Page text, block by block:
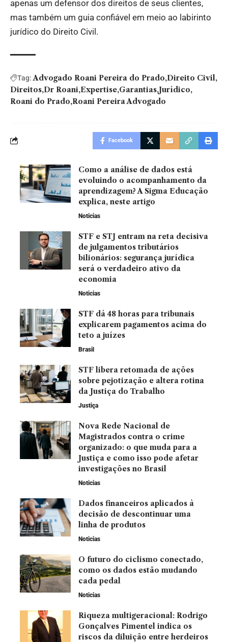
apenas um defensor dos direitos de seus clientes,
mas também um guia confiável em meio ao labirinto
jurídico do Direito Civil.
Tag: Advogado Roani Pereira do Prado Direito Civil
Direitos Dr Roani Expertise Garantias Jurídico
Roani do Prado Roani Pereira Advogado
Facebook
Como a análise de dados está
evoluindo o acompanhamento da
aprendizagem? A Sigma Educação
explica, neste artigo
Noticias
STF e STJ entram na reta decisiva
de julgamentos tributários
bilionários: segurança jurídica
será o verdadeiro ativo da
economia
Noticias
STF dá 48 horas para tribunais
explicarem pagamentos acima do
teto a juízes
Brasil
STF libera retomada de ações
sobre pejotização e altera rotina
da Justiça do Trabalho
Justiça
Nova Rede Nacional de
Magistrados contra o crime
organizado: o que muda para a
Justiça e como isso pode afetar
investigações no Brasil
Noticias
Dados financeiros aplicados à
decisão de descontinuar uma
linha de produtos
Noticias
O futuro do ciclismo conectado,
como os dados estão mudando
cada pedal
Noticias
Riqueza multigeracional: Rodrigo
Gonçalves Pimentel indica os
riscos da diluição entre herdeiros